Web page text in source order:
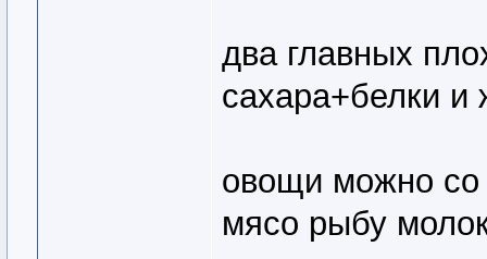
два главных
сахара+белки
овощи можно со
мясо рыбу